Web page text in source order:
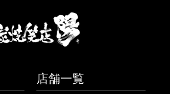
店舗一覧